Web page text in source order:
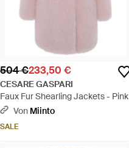
504 €233,50 €
CESARE GASPARI
Faux Fur Shearling Jackets - Pink
Von Miinto
SALE